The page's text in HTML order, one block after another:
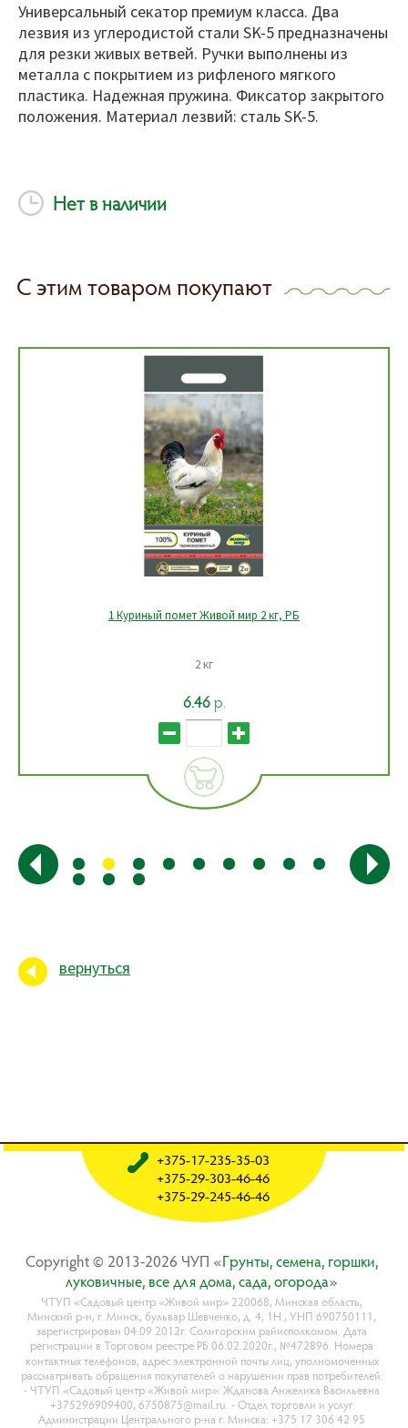
Универсальный секатор премиум класса. Два
лезвия из углеродистой стали SK-5 предназначены
для резки живых ветвей. Ручки выполнены из
металла с покрытием из рифленого мягкого
пластика. Надежная пружина. Фиксатор закрытого
положения. Материал лезвий: сталь SK-5.
Нет в наличии
С этим товаром покупают
1 Удобрение для декоративно-лиственных комнатных
Объем 0,5 л
5.03
вернуться
Copyright © 2013-2026 ЧУП «Гpyнты, ceмeнa, гopшки,
лyкoвичныe, вce для дoмa, caдa, oгopoдa»
ЧТУП «Садовый центр «Живой мир» 220068, Минская область,
Минский р-н, г. Минск, бульвар Шевченко, д. 4, 1Н., УНП 690750111,
зарегистрирован 04.09.2012г. Солигорским райисполкомом. Дата
регистрации в Торговом реестре РБ 06.02.2020г., №472896. Номера
контактных телефонов, адрес электронной почты лиц, уполномоченных
рассматривать обращения покупателей о нарушении прав потребителей:
- ЧТУП «Садовый центр «Живой мир»: Жданова Анжелика Васильевна
+375296909400, 6750875@mail.ru. - Отдел торговли и услуг
Администрации Центрального р-на г. Минска: +375 17 306 42 95
+375-17-235-35-03
+375-29-303-46-46
+375-29-245-46-46